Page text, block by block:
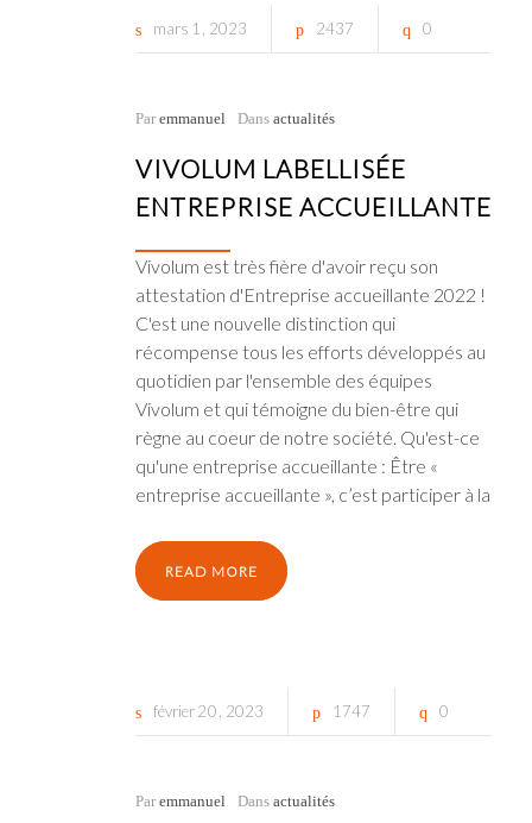
mars 1 2023 2437 0
Par emmanuel Dans actualités
VIVOLUM LABELLISÉE
ENTREPRISE ACCUEILLANTE
Vivolum est très fière d'avoir reçu son
attestation d'Entreprise accueillante 2022 !
C'est une nouvelle distinction qui
récompense tous les efforts développés au
quotidien par l'ensemble des équipes
Vivolum et qui témoigne du bien-être qui
règne au coeur de notre société. Qu'est-ce
qu'une entreprise accueillante : Être «
entreprise accueillante », c’est participer à la
READ MORE
février20 2023 1747 0
Par emmanuel Dans actualités